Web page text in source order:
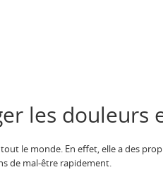
les douleurs
le monde. En effet, elle a des
de mal-être rapidement.